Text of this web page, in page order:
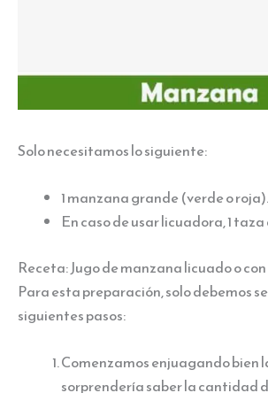
Solo necesitamos lo siguiente:
1 manzana grande (verde o roja).
En caso de usar licuadora, 1
Receta: Jugo de manzana licuado o
Para esta preparación, solo debemos
siguientes pasos:
Comenzamos enjuagando bien
sorprendería saber la cantidad